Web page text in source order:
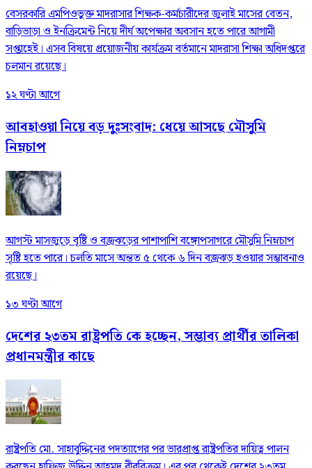
বেসরকারি এমপিওভুক্ত মাদরাসার শিক্ষক-কর্মচারীদের জুলাই মাসের বেতন,
বাড়িভাড়া ও ইনক্রিমেন্ট নিয়ে দীর্ঘ অপেক্ষার অবসান হতে পারে আগামী
সপ্তাহেই। এসব বিষয়ে প্রয়োজনীয় কার্যক্রম বর্তমানে মাদরাসা শিক্ষা অধিদপ্তরে
চলমান রয়েছে।
১২ ঘণ্টা আগে
আবহাওয়া নিয়ে বড় দুঃসংবাদ: ধেয়ে আসছে মৌসুমি
নিম্নচাপ
আগস্ট মাসজুড়ে বৃষ্টি ও বজ্রঝড়ের পাশাপাশি বঙ্গোপসাগরে মৌসুমি নিম্নচাপ
সৃষ্টি হতে পারে। চলতি মাসে অন্তত ৫ থেকে ৬ দিন বজ্রঝড় হওয়ার সম্ভাবনাও
রয়েছে।
১৩ ঘণ্টা আগে
দেশের ২৩তম রাষ্ট্রপতি কে হচ্ছেন, সম্ভাব্য প্রার্থীর তালিকা
প্রধানমন্ত্রীর কাছে
রাষ্ট্রপতি মো. সাহাবুদ্দিনের পদত্যাগের পর ভারপ্রাপ্ত রাষ্ট্রপতির দায়িত্ব পালন